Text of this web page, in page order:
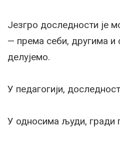
Језгро доследности је
— према себи, другима и
делујемо.
У педагогији,
У односима људи, гради